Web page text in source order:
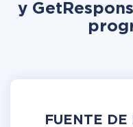
y
FUENTE DE